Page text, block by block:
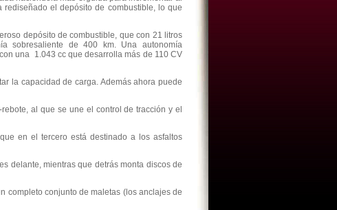
el depósito de combustible, lo que
depósito de combustible, que con 21 litros
sobresaliente de 400 km. Una autonomía
una 1.043 cc que desarrolla más de 110 CV
la capacidad de carga. Además ahora puede
al que se une el control de tracción y el
en el tercero está destinado a los asfaltos
delante, mientras que detrás monta discos de
completo conjunto de maletas (los anclajes de